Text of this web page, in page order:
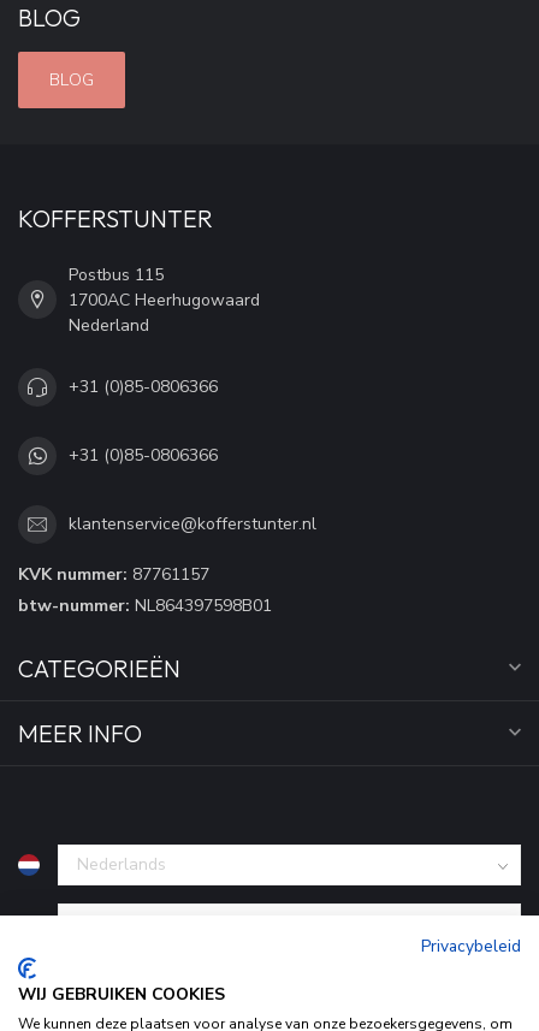
BLOG
BLOG
KOFFERSTUNTER
Postbus 115
1700AC Heerhugowaard
Nederland
+31 (0)85-0806366
+31 (0)85-0806366
klantenservice@kofferstunter.nl
KVK nummer: 87761157
btw-nummer: NL864397598B01
CATEGORIEËN
MEER INFO
€
Privacybeleid
WIJ GEBRUIKEN COOKIES
We kunnen deze plaatsen voor analyse van onze bezoekersgegevens, om